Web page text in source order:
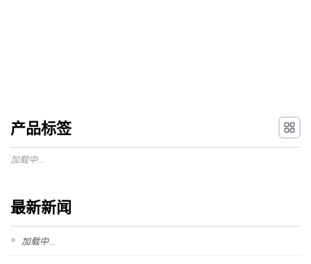
产品标签
加载中...
最新新闻
加载中...